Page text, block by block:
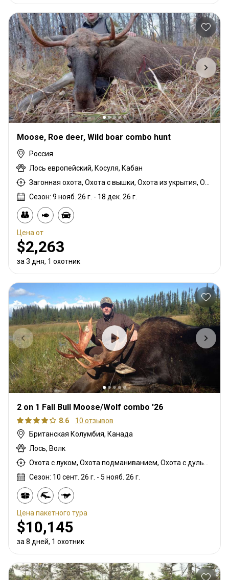
Moose, Roe deer, Wild boar combo hunt
Россия
Лось европейский, Косуля, Кабан
Сезон: 9 нояб. 26 г. - 18 дек. 26 г.
Цена от
$2,263
за 3 дня, 1 охотник
2 on 1 Fall Bull Moose/Wolf combo '26
8.6
10 отзывов
Британская Колумбия, Канада
Лось, Волк
Охота с луком, Охота подманиванием, Охота с дульнозарядным ружьём, Охота с карабином, Охота с подхода
Сезон: 10 сент. 26 г. - 5 нояб. 26 г.
Цена пакетного тура
$10,145
за 8 дней, 1 охотник